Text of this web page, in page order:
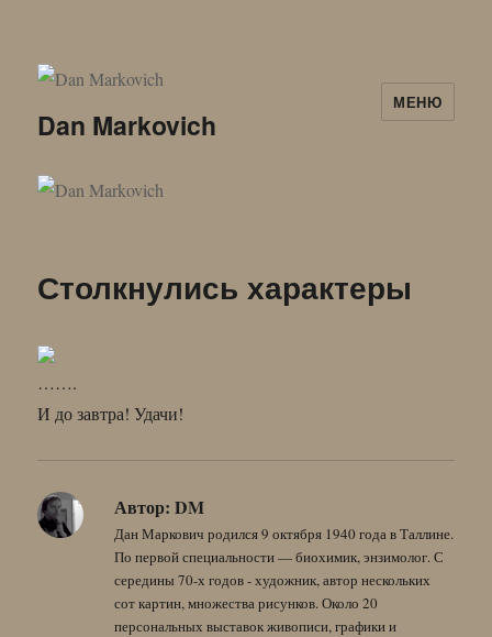
Dan Markovich
МЕНЮ
Столкнулись характеры
…….
И до завтра! Удачи!
Автор: DM
Дан Маркович родился 9 октября 1940 года в Таллине.
По первой специальности — биохимик, энзимолог. С
середины 70-х годов - художник, автор нескольких
сот картин, множества рисунков. Около 20
персональных выставок живописи, графики и